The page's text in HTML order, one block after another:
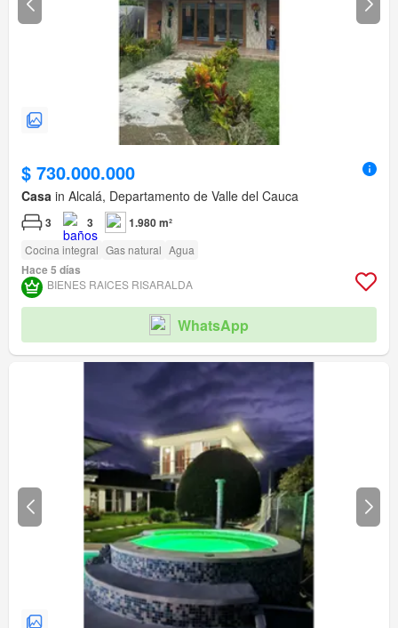
$ 730.000.000
Casa in Alcalá, Departamento de Valle del Cauca
3 3 1.980 m²
Cocina integral Gas natural Agua
Hace 5 días
BIENES RAICES RISARALDA
WhatsApp